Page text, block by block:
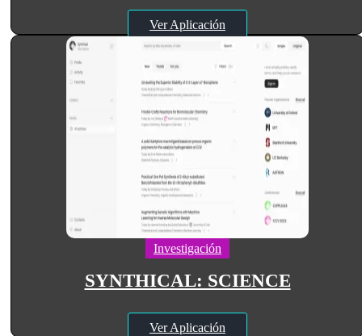
Ver Aplicación
Investigación
SYNTHICAL: SCIENCE
Ver Aplicación